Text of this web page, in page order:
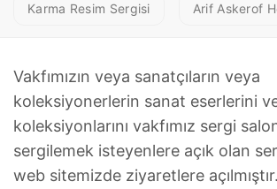
Karma Resim Sergisi Arif Askerof
Vakfımızın veya sanatçıların veya
koleksiyonerlerin sanat eserlerini
koleksiyonlarını vakfımız sergi
sergilemek isteyenlere açık olan
web sitemizde ziyaretlere açılmıştır.